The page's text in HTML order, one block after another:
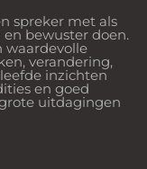
spreker met als
bewuster doen.
waardevolle
verandering,
inzichten
en goed
uitdagingen